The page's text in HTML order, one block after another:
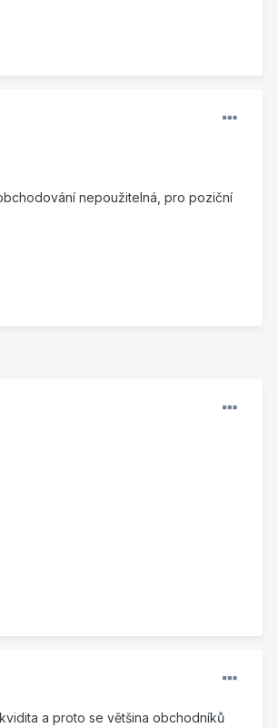
nepoužitelná, pro poziční
a proto se většina obchodníků